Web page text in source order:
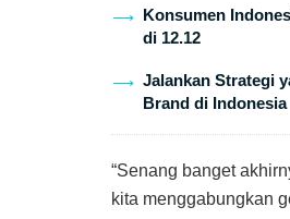
Konsumen
di 12.12
Jalankan Strategi
Brand di Indonesia
“Senang banget
kita menggabungkan